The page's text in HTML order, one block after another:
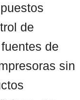
de
de
sin